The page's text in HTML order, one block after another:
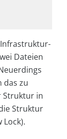
Dateien
das zu
Struktur in
Struktur
Lock).